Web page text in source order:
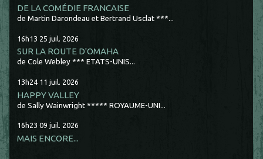
DE LA COMÉDIE FRANCAISE
de Martin Darondeau et Bertrand Usclat ***...
16h13 25 juil. 2026
SUR LA ROUTE D'OMAHA
de Cole Webley *** ETATS-UNIS...
13h24 11 juil. 2026
HAPPY VALLEY
de Sally Wainwright ***** ROYAUME-UNI...
16h23 09 juil. 2026
MAIS ENCORE...